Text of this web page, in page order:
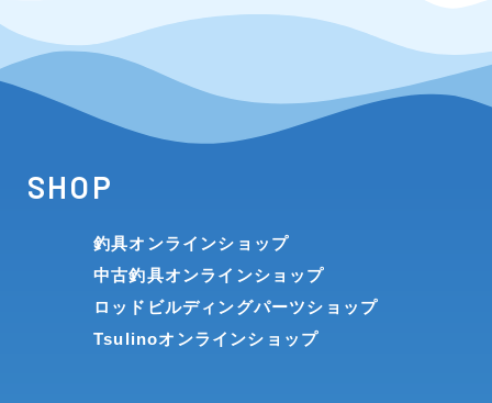
SHOP
釣具オンラインショップ
中古釣具オンラインショップ
ロッドビルディングパーツショップ
Tsulinoオンラインショップ